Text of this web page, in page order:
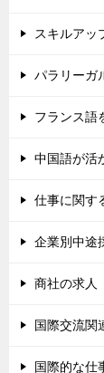
スキルアッ
パラリーガ
フランス語
中国語が活
仕事に関す
企業別中途
商社の求人
国際交流関
国際的な仕